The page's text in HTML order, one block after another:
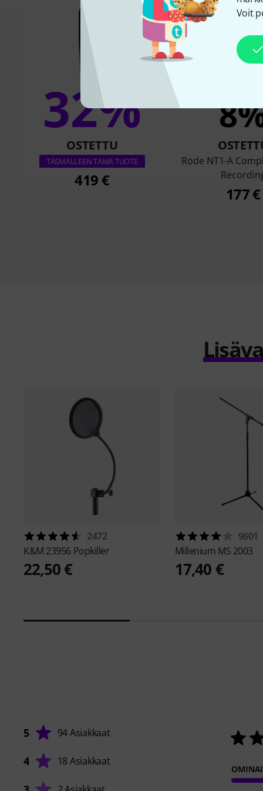
Voit
32%
OSTETTU
TÄSMÄLLEEN TÄMÄ TUOTE
419 €
Rode NT1-A
177 €
2472
K&M 23956 Popkiller
22,50 €
9601
Millenium MS 2003
17,40 €
5 94 Asiakkaat
4 18 Asiakkaat